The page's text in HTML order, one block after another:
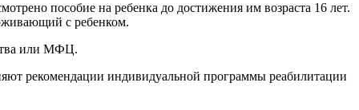
пособие на ребенка до достижения им возраста 16 лет.
с ребенком.
или МФЦ.
рекомендации индивидуальной программы реабилитации